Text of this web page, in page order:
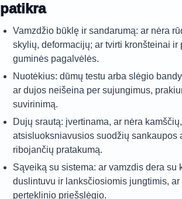
patikra
Vamzdžio būklę ir sandarumą: ar nėra
skylių, deformacijų; ar tvirti kronšteinai ir
guminės pagalvėlės.
Nuotėkius: dūmų testu arba slėgio
ar dujos neišeina per sujungimus,
suvirinimą.
Dujų srautą: įvertinama, ar nėra kamščių,
atsisluoksniavusios suodžių sankaupos
ribojančių pratakumą.
Sąveiką su sistema: ar vamzdis dera su
duslintuvu ir lanksčiosiomis jungtimis, ar
perteklinio priešslėgio.